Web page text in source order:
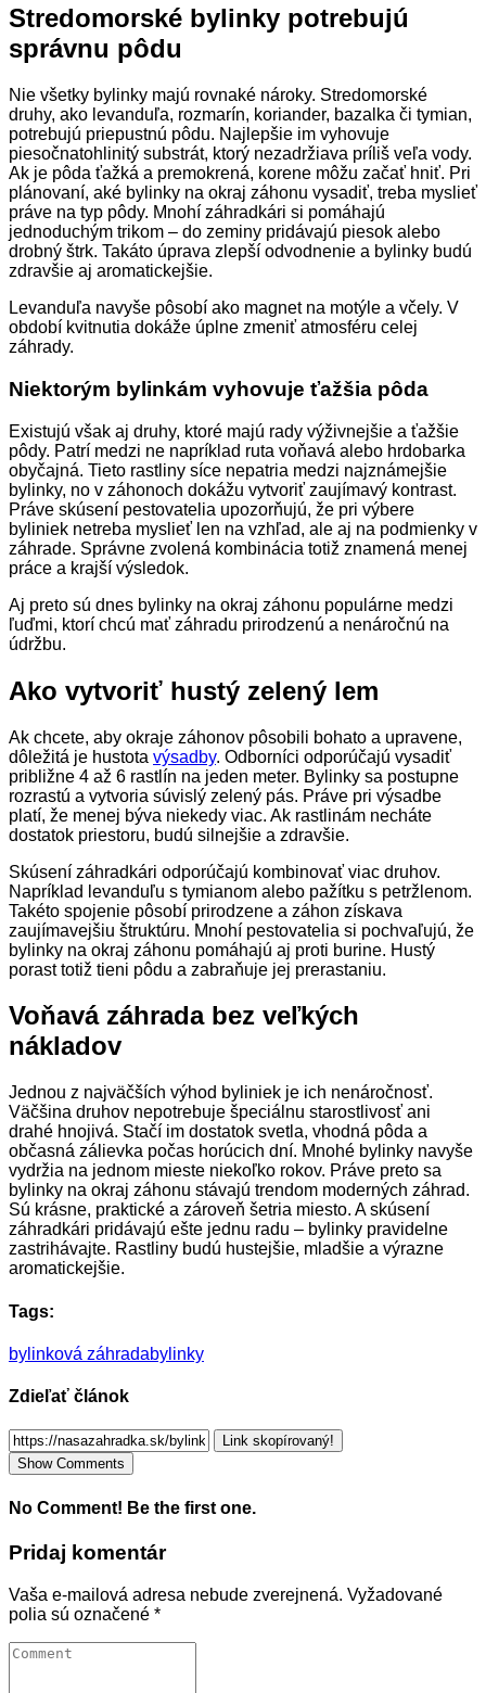
Stredomorské bylinky potrebujú
správnu pôdu
Nie všetky bylinky majú rovnaké nároky. Stredomorské
druhy, ako levanduľa, rozmarín, koriander, bazalka či tymian,
potrebujú priepustnú pôdu. Najlepšie im vyhovuje
piesočnatohlinitý substrát, ktorý nezadržiava príliš veľa vody.
Ak je pôda ťažká a premokrená, korene môžu začať hniť. Pri
plánovaní, aké bylinky na okraj záhonu vysadiť, treba myslieť
práve na typ pôdy. Mnohí záhradkári si pomáhajú
jednoduchým trikom – do zeminy pridávajú piesok alebo
drobný štrk. Takáto úprava zlepší odvodnenie a bylinky budú
zdravšie aj aromatickejšie.
Levanduľa navyše pôsobí ako magnet na motýle a včely. V
období kvitnutia dokáže úplne zmeniť atmosféru celej
záhrady.
Niektorým bylinkám vyhovuje ťažšia pôda
Existujú však aj druhy, ktoré majú rady výživnejšie a ťažšie
pôdy. Patrí medzi ne napríklad ruta voňavá alebo hrdobarka
obyčajná. Tieto rastliny síce nepatria medzi najznámejšie
bylinky, no v záhonoch dokážu vytvoriť zaujímavý kontrast.
Práve skúsení pestovatelia upozorňujú, že pri výbere
byliniek netreba myslieť len na vzhľad, ale aj na podmienky v
záhrade. Správne zvolená kombinácia totiž znamená menej
práce a krajší výsledok.
Aj preto sú dnes bylinky na okraj záhonu populárne medzi
ľuďmi, ktorí chcú mať záhradu prirodzenú a nenáročnú na
údržbu.
Ako vytvoriť hustý zelený lem
Ak chcete, aby okraje záhonov pôsobili bohato a upravene,
dôležitá je hustota výsadby. Odborníci odporúčajú vysadiť
približne 4 až 6 rastlín na jeden meter. Bylinky sa postupne
rozrastú a vytvoria súvislý zelený pás. Práve pri výsadbe
platí, že menej býva niekedy viac. Ak rastlinám necháte
dostatok priestoru, budú silnejšie a zdravšie.
Skúsení záhradkári odporúčajú kombinovať viac druhov.
Napríklad levanduľu s tymianom alebo pažítku s petržlenom.
Takéto spojenie pôsobí prirodzene a záhon získava
zaujímavejšiu štruktúru. Mnohí pestovatelia si pochvaľujú, že
bylinky na okraj záhonu pomáhajú aj proti burine. Hustý
porast totiž tieni pôdu a zabraňuje jej prerastaniu.
Voňavá záhrada bez veľkých
nákladov
Jednou z najväčších výhod byliniek je ich nenáročnosť.
Väčšina druhov nepotrebuje špeciálnu starostlivosť ani
drahé hnojivá. Stačí im dostatok svetla, vhodná pôda a
občasná zálievka počas horúcich dní. Mnohé bylinky navyše
vydržia na jednom mieste niekoľko rokov. Práve preto sa
bylinky na okraj záhonu stávajú trendom moderných záhrad.
Sú krásne, praktické a zároveň šetria miesto. A skúsení
záhradkári pridávajú ešte jednu radu – bylinky pravidelne
zastrihávajte. Rastliny budú hustejšie, mladšie a výrazne
aromatickejšie.
Tags:
bylinková záhradabylinky
Zdieľať článok
Link skopírovaný!
Show Comments
No Comment! Be the first one.
Pridaj komentár
Vaša e-mailová adresa nebude zverejnená. Vyžadované
polia sú označené *